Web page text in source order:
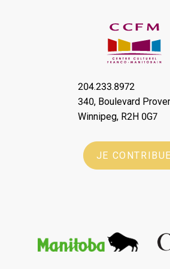
204.233.8972
340, Boulevard
Winnipeg, R2H 0G7
JE CONTRIBUE